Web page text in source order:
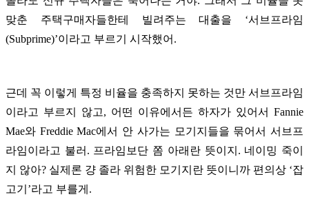
맞춘 주택구매자들한테 빌려주는 대출을 ‘서브프라임
(Subprime)’이라고 부르기 시작했어.
근데 꼭 이렇게 특정 비율을 충족하지 못하는 것만 서브프라임
이라고 부르지 않고, 어떤 이유에서든 하자가 있어서 Fannie
Mae와 Freddie Mac에서 안 사가는 모기지들을 묶어서 서브프
라임이라고 불러. 프라임보단 쫌 아래란 뜻이지. 네이밍 죽이
지 않아? 실제론 걍 졸라 위험한 모기지란 뜻이니까 편의상 ‘잡
고기’라고 부를게.